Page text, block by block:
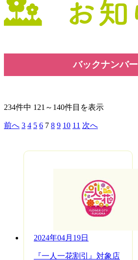
234件中 121～140件目を表示
前へ 3 4 5 6 7 8 9 10 11 次へ
2024年04月19日
『一人一花割引』対象店
バックナンバー